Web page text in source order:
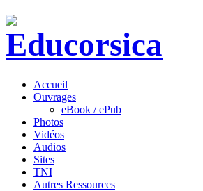
Accueil
Ouvrages
eBook / ePub
Photos
Vidéos
Audios
Sites
TNI
Autres Ressources